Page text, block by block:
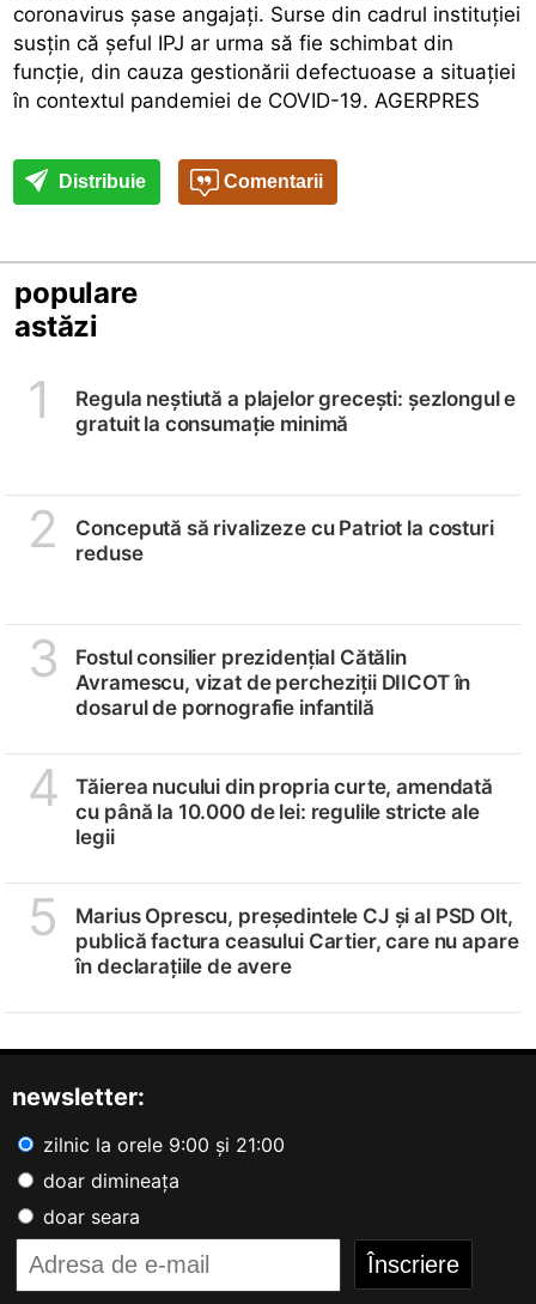
coronavirus şase angajaţi. Surse din cadrul instituţiei
susţin că şeful IPJ ar urma să fie schimbat din
funcţie, din cauza gestionării defectuoase a situaţiei
în contextul pandemiei de COVID-19. AGERPRES
Distribuie Comentarii
populare
astăzi
1
Regula neștiută a plajelor grecești: șezlongul e
gratuit la consumație minimă
2
Concepută să rivalizeze cu Patriot la costuri
reduse
3
Fostul consilier prezidențial Cătălin
Avramescu, vizat de percheziții DIICOT în
dosarul de pornografie infantilă
4
Tăierea nucului din propria curte, amendată
cu până la 10.000 de lei: regulile stricte ale
legii
5
Marius Oprescu, președintele CJ și al PSD Olt,
publică factura ceasului Cartier, care nu apare
în declarațiile de avere
newsletter:
zilnic la orele 9:00 și 21:00
doar dimineața
doar seara